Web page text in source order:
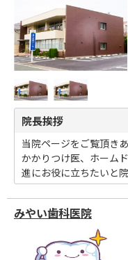
院長挨拶
当院ページをご覧頂き
かかりつけ医、ホーム
進にお役に立ちたいと
みやい歯科医院